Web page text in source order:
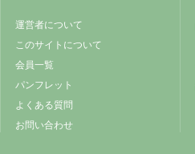
運営者について
このサイトについて
会員一覧
パンフレット
よくある質問
お問い合わせ